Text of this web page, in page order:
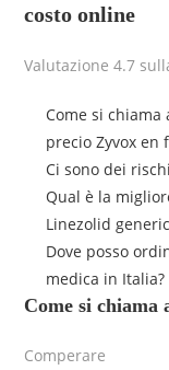
costo online
Valutazione4.7
Come si
precio Zyvox en
Ci sono dei
Qual è la
Linezolid
Dove posso
medica in Italia?
Come si
Comperare